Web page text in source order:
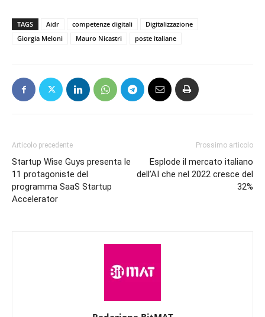
TAGS Aidr competenze digitali
Digitalizzazione
Giorgia Meloni
Mauro Nicastri poste italiane
Articolo precedente
Startup Wise Guys presenta le
11 protagoniste del
programma SaaS Startup
Accelerator
Prossimo articolo
Esplode il mercato italiano
dell’AI che nel 2022 cresce del
32%